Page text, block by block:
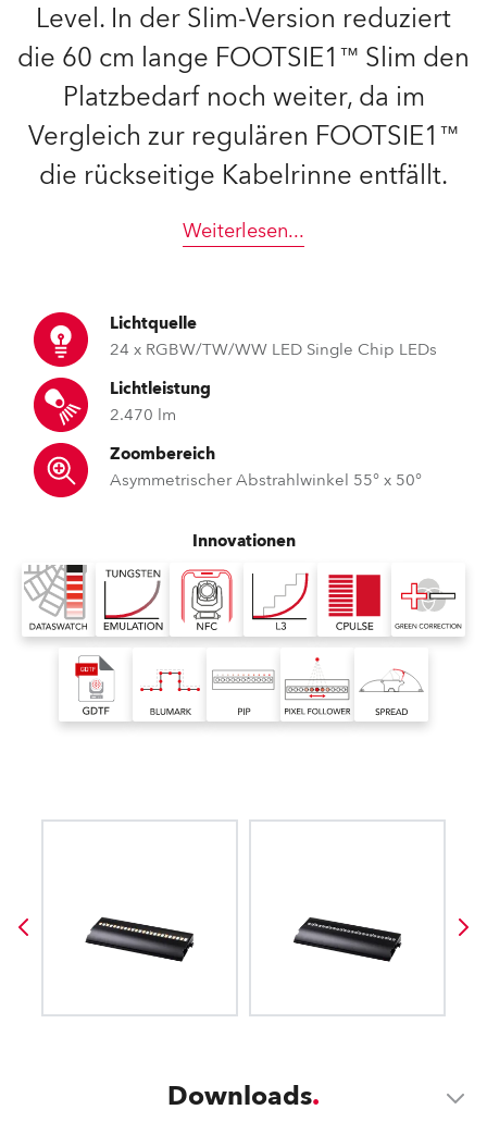
Level. In der Slim-Version reduziert
die 60 cm lange FOOTSIE1™ Slim den
Platzbedarf noch weiter, da im
Vergleich zur regulären FOOTSIE1™
die rückseitige Kabelrinne entfällt.
Weiterlesen...
Lichtquelle
24 x RGBW/TW/WW LED Single Chip LEDs
Lichtleistung
2.470 lm
Zoombereich
Asymmetrischer Abstrahlwinkel 55° x 50°
Innovationen
Downloads